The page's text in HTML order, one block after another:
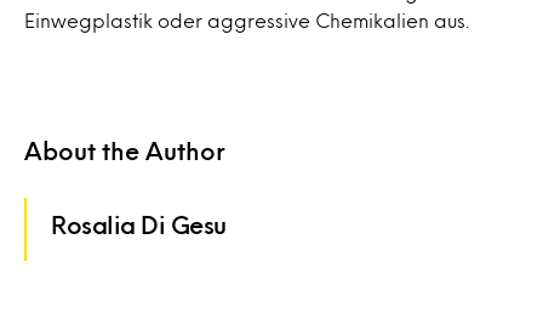
Einwegplastik oder aggressive Chemikalien aus.
About the Author
Rosalia Di Gesu